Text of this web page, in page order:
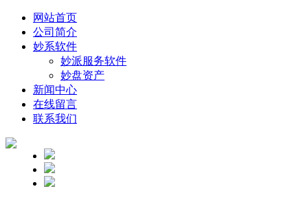
网站首页
公司简介
妙系软件
妙派服务软件
妙盘资产
新闻中心
在线留言
联系我们